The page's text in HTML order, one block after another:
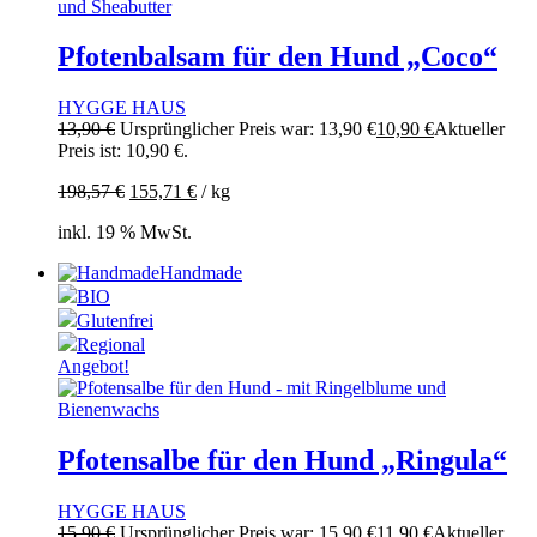
Pfotenbalsam für den Hund „Coco“
HYGGE HAUS
13,90€ Ursprünglicher Preis war: 13,90 €10,90 €Aktueller
Preis ist: 10,90 €.
198,57€ 155,71 € /kg
inkl. 19 % MwSt.
Handmade
BIO
Glutenfrei
Regional
Angebot!
Pfotensalbe für den Hund „Ringula“
HYGGE HAUS